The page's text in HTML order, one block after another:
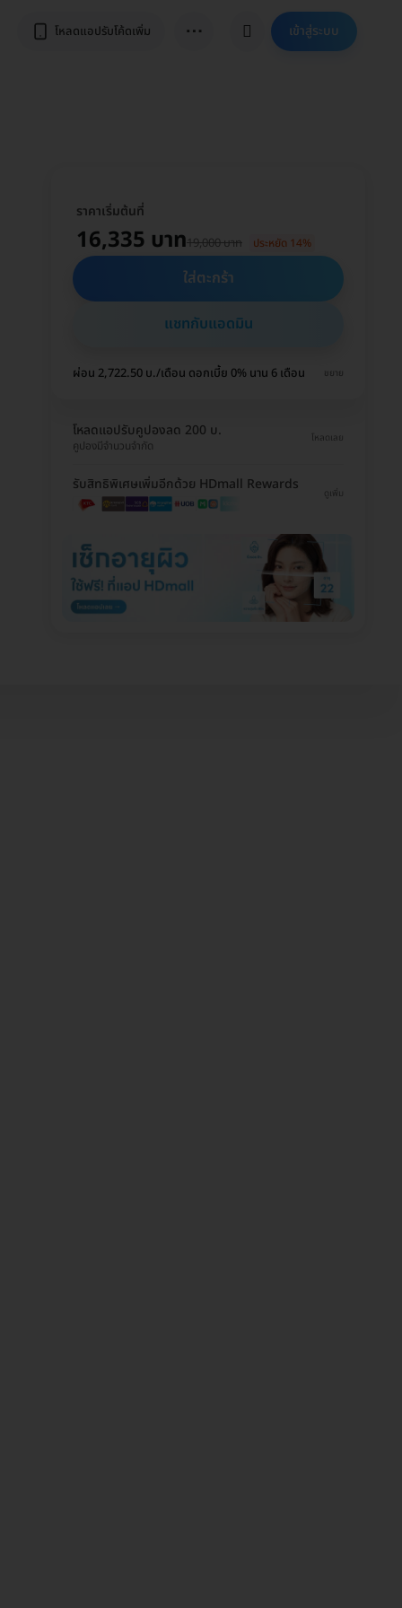
โหลดแอปรับโค้ดเพิ่ม ⋯ เข้าสู่ระบบ
ราคาเริ่มต้นที่
16,335 บาท19,000 บาท ประหยัด 14%
ใส่ตะกร้า
แชทกับแอดมิน
ผ่อน 2,722.50 บ./เดือน ดอกเบี้ย 0% นาน 6 เดือน ขยาย
โหลดแอปรับคูปองลด 200 บ.
คูปองมีจำนวนจำกัด
โหลดเลย
รับสิทธิพิเศษเพิ่มอีกด้วย HDmall Rewards
ดูเพิ่ม